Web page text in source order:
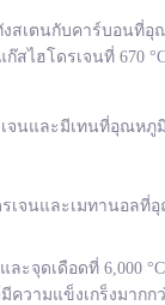
ตนกับคาร์บอนที่อุณ
สไฮโดรเจนที่ 670
นและมีเทนที่อุณหภูมิ
จนและเมทานอลที่อุ
จุดเดือดที่ 6,000
วามแข็งเกร็งมาก